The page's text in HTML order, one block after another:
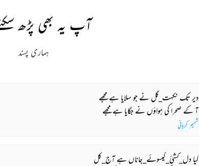
آپ یہ بھی پڑھ
ہماری پسند
دیر تک نکہت_گل نے جو سلایا ہے مجھے
آ کے صحرا کی ہواؤں نے جگایا ہے مجھے
شمیم کرہانی
کیا دل_کشئ_گیسوئے_جاناں ہے آج_کل